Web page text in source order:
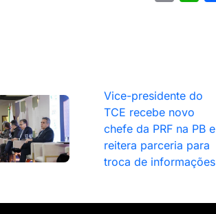
Vice-presidente do
TCE recebe novo
chefe da PRF na PB e
reitera parceria para
troca de informações